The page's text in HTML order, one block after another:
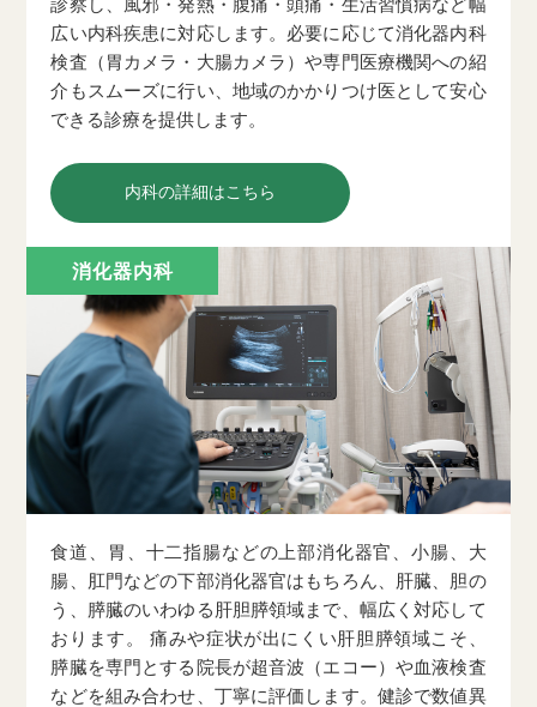
診察し、風邪・発熱・腹痛・頭痛・生活習慣病など幅
広い内科疾患に対応します。必要に応じて消化器内科
検査（胃カメラ・大腸カメラ）や専門医療機関への紹
介もスムーズに行い、地域のかかりつけ医として安心
できる診療を提供します。
内科の詳細はこちら
食道、胃、十二指腸などの上部消化器官、小腸、大
腸、肛門などの下部消化器官はもちろん、肝臓、胆の
う、膵臓のいわゆる肝胆膵領域まで、幅広く対応して
おります。 痛みや症状が出にくい肝胆膵領域こそ、
膵臓を専門とする院長が超音波（エコー）や血液検査
などを組み合わせ、丁寧に評価します。健診で数値異
消化器内科